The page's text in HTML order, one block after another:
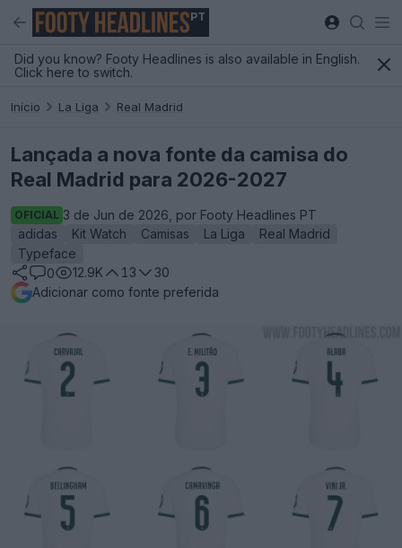
PT
Did you know? Footy Headlines is also available in English.
Click here to switch.
Início La Liga Real Madrid
Lançada a nova fonte da camisa do
Real Madrid para 2026-2027
OFICIAL 3 de Jun de 2026, por Footy Headlines PT
adidas
Kit Watch Camisas La Liga
Real Madrid
Typeface
0
12.9K 13
30
Adicionar como fonte preferida